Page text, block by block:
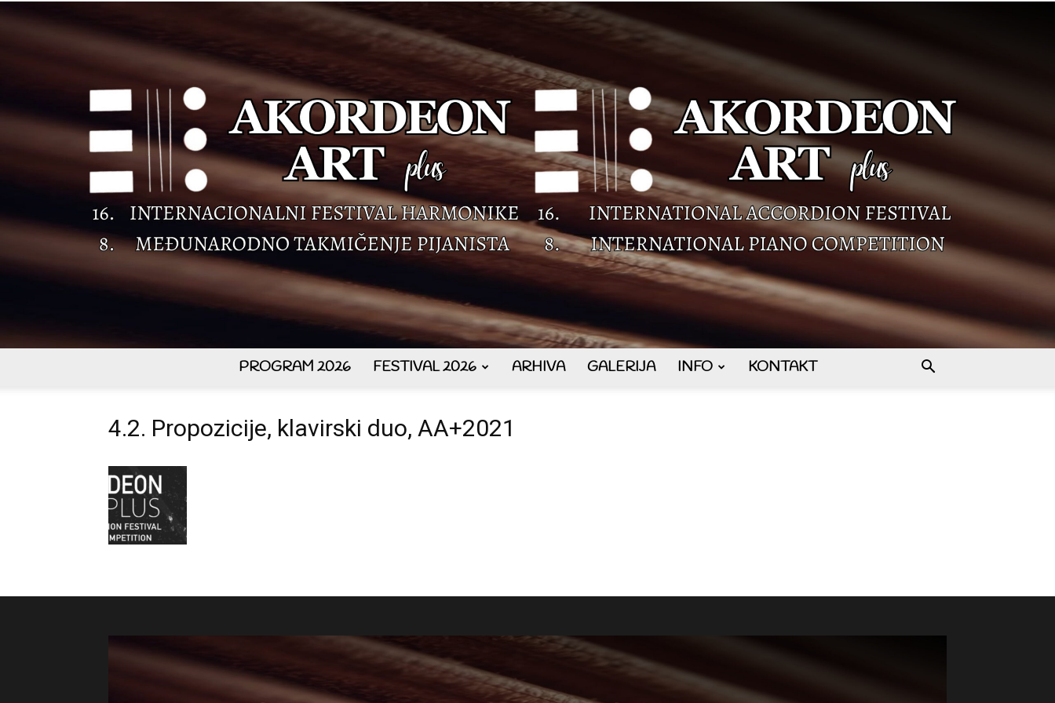
PROGRAM 2026 FESTIVAL 2026 ARHIVA GALERIJA INFO KONTAKT
4.2. Propozicije, klavirski duo, AA+2021